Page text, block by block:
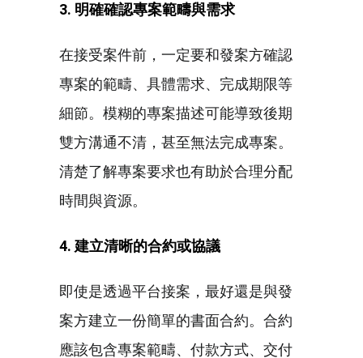
3. 明確確認專案範疇與需求
在接受案件前，一定要和發案方確認
專案的範疇、具體需求、完成期限等
細節。模糊的專案描述可能導致後期
雙方溝通不清，甚至無法完成專案。
清楚了解專案要求也有助於合理分配
時間與資源。
4. 建立清晰的合約或協議
即使是透過平台接案，最好還是與發
案方建立一份簡單的書面合約。合約
應該包含專案範疇、付款方式、交付